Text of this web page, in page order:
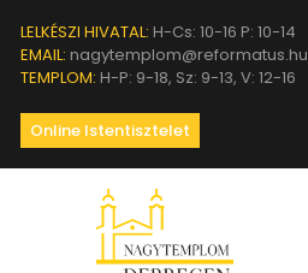
LELKÉSZI HIVATAL: H-Cs: 10-16 P: 10-14
EMAIL: nagytemplom@reformatus.hu
TEMPLOM: H-P: 9-18, Sz: 9-13, V: 12-16
Online Istentisztelet